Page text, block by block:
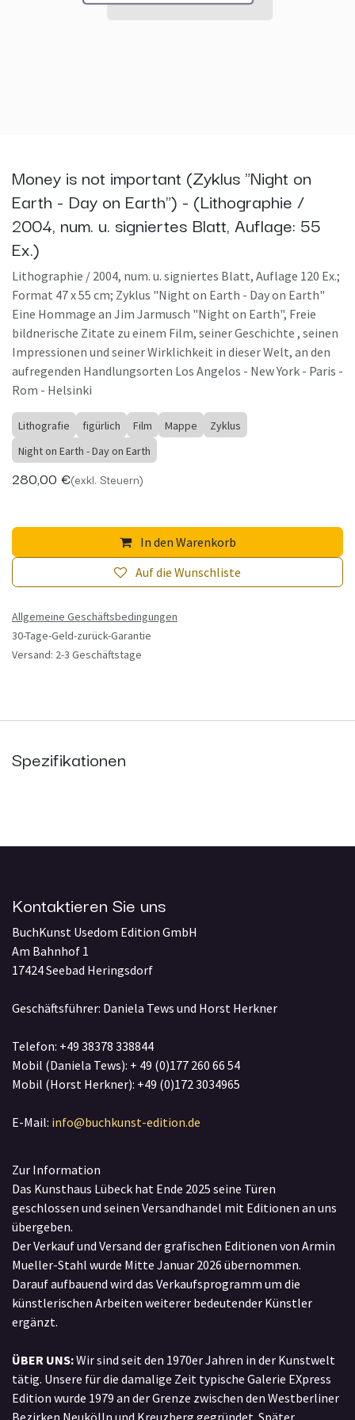
Money is not important (Zyklus "Night on
Earth - Day on Earth") - (Lithographie /
2004, num. u. signiertes Blatt, Auflage: 55
Ex.)
Lithographie / 2004, num. u. signiertes Blatt, Auflage 120 Ex.;
Format 47 x 55 cm; Zyklus "Night on Earth - Day on Earth"
Eine Hommage an Jim Jarmusch "Night on Earth", Freie
bildnerische Zitate zu einem Film, seiner Geschichte , seinen
Impressionen und seiner Wirklichkeit in dieser Welt, an den
aufregenden Handlungsorten Los Angelos - New York - Paris -
Rom - Helsinki
Lithografie figürlich Film Mappe
Zyklus
Night on Earth - Day on Earth
280,00 €(exkl. Steuern)
In den Warenkorb
Auf die Wunschliste
Allgemeine Geschäftsbedingungen
30-Tage-Geld-zurück-Garantie
Versand: 2-3 Geschäftstage
Spezifikationen
Kontaktieren Sie uns
BuchKunst Usedom Edition GmbH
Am Bahnhof 1
17424 Seebad Heringsdorf
Geschäftsführer: Daniela Tews und Horst Herkner
Telefon: +49 38378 338844
Mobil (Daniela Tews): + 49 (0)177 260 66 54
Mobil (Horst Herkner): +49 (0)172 3034965
E-Mail: info@buchkunst-edition.de
Zur Information
Das Kunsthaus Lübeck hat Ende 2025 seine Türen
geschlossen und seinen Versandhandel mit Editionen an uns
übergeben.
Der Verkauf und Versand der grafischen Editionen von Armin
Mueller-Stahl wurde Mitte Januar 2026 übernommen.
Darauf aufbauend wird das Verkaufsprogramm um die
künstlerischen Arbeiten weiterer bedeutender Künstler
ergänzt.
ÜBER UNS:Wir sind seit den 1970er Jahren in der Kunstwelt
tätig. Unsere für die damalige Zeit typische Galerie EXpress
Edition wurde 1979 an der Grenze zwischen den Westberliner